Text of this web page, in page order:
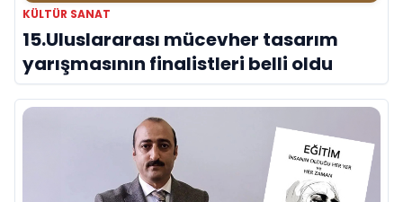
KÜLTÜR SANAT
15.Uluslararası mücevher tasarım
yarışmasının finalistleri belli oldu